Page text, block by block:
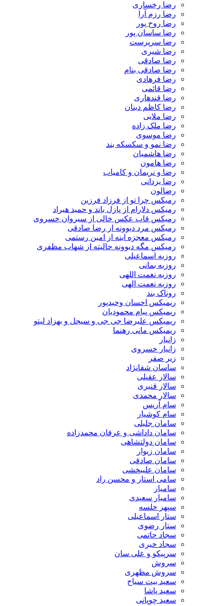
رضا رخساری
رضا رزم آرا
رضا روح پور
رضا ساسان پور
رضا سرپرست
رضا شیری
رضا صادقی
رضا صادقی بنام
رضا فرهادی
رضا قائمی
رضا قندهاری
رضا کاظم دینان
رضا ملایی
رضا ملک زاده
رضا موسوی
رضا نمو و سکسکه بند
رضا هاشمیان
رضا هامون
رضا و نریمان و کامیاب
رضا یزدانی
رضالون
رمیکس چرا تو از فرزاد فرزین
رمیکس دلارام از پازل باند و حمید هیراد
رمیکس قاب عکس خالی از سیروان خسروی
رمیکس مرد دیوونه از رضا صادقی
رمیکس معجزه اینه از امین رستمی
رمیکس مگه دیوونه حالیته از شهاب مظفری
روزبه اسماعیلی
روزبه بمانی
روزبه نعمت اللهی
روزبه نعمت الهی
روناک بند
ریمیکس احسان وحیدپور
ریمیکس پیام محمودیان
ریمیکس علیرضا جی جی و سیجل و بهزاد لیتو
ریمیکس مانی رهنما
زانیار
زانیار خسروی
زیر صفر
ساسان شفانژاد
سالار عقیلی
سالار قنبری
سالار محمدی
سام آریس
سام کوشیار
سامان جلیلی
سامان داداشی و عرفان محمدزاده
سامان دولتشاهی
سامان زیوار
سامان صادقی
سامان علیبخشی
سامی استار و محسن راد
سامیار
سامیار سعیدی
سپهر خلسه
ستار اسماعیلی
ستار رضوی
سجاد حاتمی
سجاد خیری
سرپیکو و علی سان
سروش
سروش مظهری
سعید بیت سیاح
سعید پاشا
سعید چوپانی